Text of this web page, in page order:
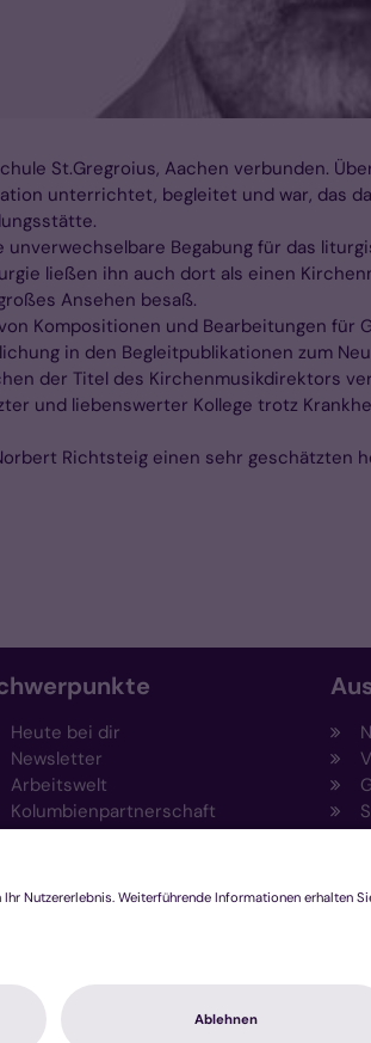
St.Gregroius, Aachen verbunden.
unterrichtet, begleitet und war, das
Begabung für das
ließen ihn auch dort als einen
Ansehen besaß.
Kompositionen und Bearbeitungen für
in den Begleitpublikationen zum
der Titel des Kirchenmusikdirektors
und liebenswerter Kollege trotz
Richtsteig einen sehr geschätzten
Heute bei dir
Newsletter
Arbeitswelt
Kolumbienpartnerschaft
Fundraising